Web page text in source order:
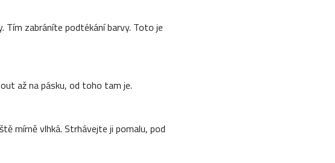
Tím zabráníte podtékání barvy. Toto je
až na pásku, od toho tam je.
mírně vlhká. Strhávejte ji pomalu, pod